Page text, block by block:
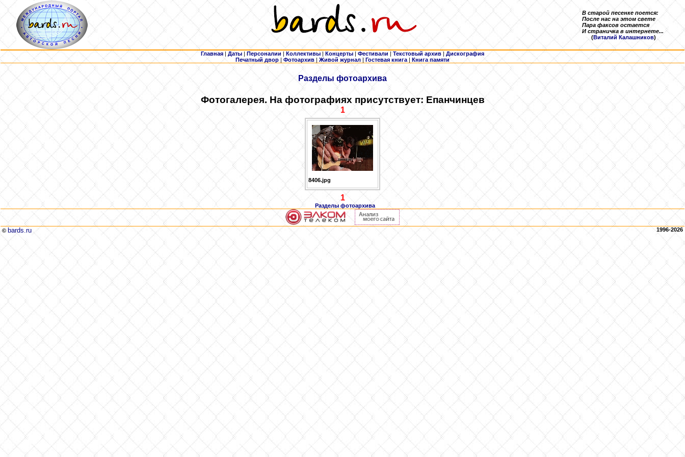
В старой песенке поется:
После нас на этом свете
Пара факсов остается
И страничка в интернете...
(Виталий Калашников)
Главная | Даты | Персоналии | Коллективы | Концерты | Фестивали | Текстовый архив | Дискография
Печатный двор | Фотоархив | Живой журнал |Гостевая книга | Книга памяти
Разделы фотоархива
Фотогалерея. На фотографиях присутствует: Епанчинцев
1
8406.jpg
1
Разделы фотоархива
© bards.ru 1996-2026